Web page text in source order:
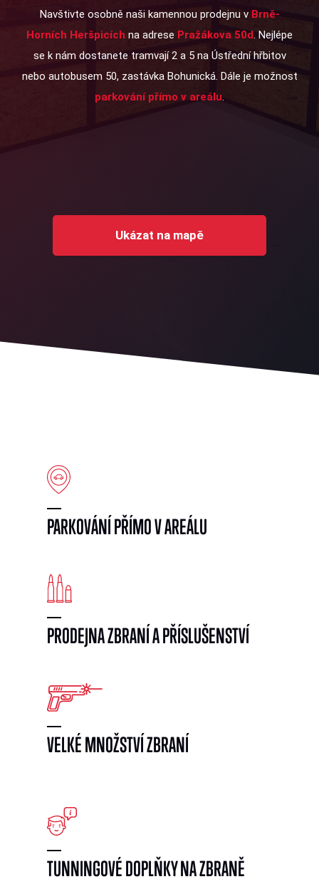
Navštivte osobně naši kamennou prodejnu v Brně-
Horních Heršpicích na adrese Pražákova 50d. Nejlépe
se k nám dostanete tramvají 2 a 5 na Ústřední hřbitov
nebo autobusem 50, zastávka Bohunická. Dále je možnost
parkování přímo v areálu.
Ukázat na mapě
PARKOVÁNÍ PŘÍMO V AREÁLU
PRODEJNA ZBRANÍ A PŘÍSLUŠENSTVÍ
VELKÉ MNOŽSTVÍ ZBRANÍ
TUNNINGOVÉ DOPLŇKY NA ZBRANĚ